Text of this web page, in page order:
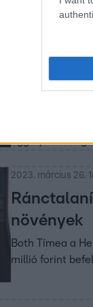
„Lehet
kikérte
Both Tímea, a
egyedül vitte
aggályait
2023. március 26.
növények
Both Tímea a
millió forint